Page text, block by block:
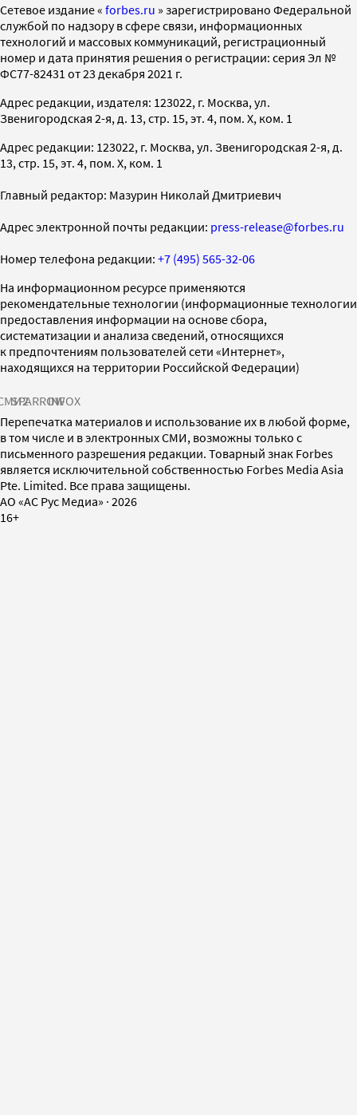
Cетевое издание « forbes.ru » зарегистрировано Федеральной
службой по надзору в сфере связи, информационных
технологий и массовых коммуникаций, регистрационный
номер и дата принятия решения о регистрации: серия Эл №
ФС77-82431 от 23 декабря 2021 г.
Адрес редакции, издателя: 123022, г. Москва, ул.
Звенигородская 2-я, д. 13, стр. 15, эт. 4, пом. X, ком. 1
Адрес редакции: 123022, г. Москва, ул. Звенигородская 2-я, д.
13, стр. 15, эт. 4, пом. X, ком. 1
Главный редактор: Мазурин Николай Дмитриевич
Адрес электронной почты редакции: press-release@forbes.ru
Номер телефона редакции: +7 (495) 565-32-06
На информационном ресурсе применяются
рекомендательные технологии (информационные технологии
предоставления информации на основе сбора,
систематизации и анализа сведений, относящихся
к предпочтениям пользователей сети «Интернет»,
находящихся на территории Российской Федерации)
SPARROWINFOX
Перепечатка материалов и использование их в любой форме,
в том числе и в электронных СМИ, возможны только с
письменного разрешения редакции. Товарный знак Forbes
является исключительной собственностью Forbes Media Asia
Pte. Limited. Все права защищены.
AO «АС Рус Медиа» · 2026
16+